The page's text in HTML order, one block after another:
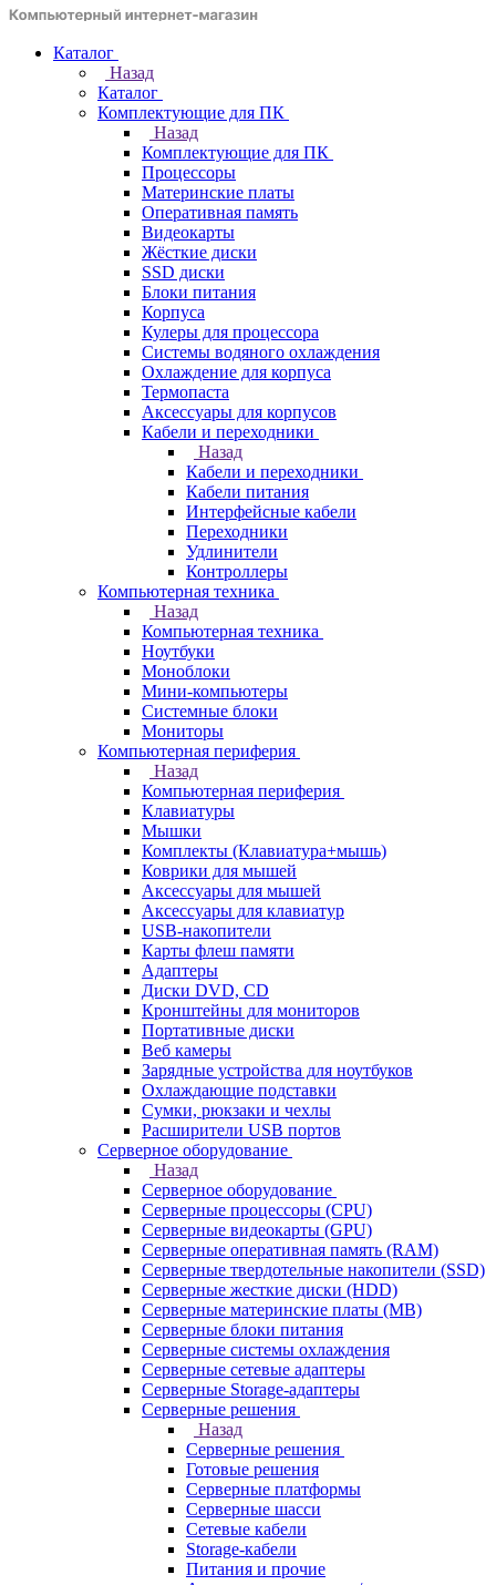
Каталог
Назад
Каталог
Комплектующие для ПК
Назад
Комплектующие для ПК
Процессоры
Материнские платы
Оперативная память
Видеокарты
Жёсткие диски
SSD диски
Блоки питания
Корпуса
Кулеры для процессора
Системы водяного охлаждения
Охлаждение для корпуса
Термопаста
Аксессуары для корпусов
Кабели и переходники
Назад
Кабели и переходники
Кабели питания
Интерфейсные кабели
Переходники
Удлинители
Контроллеры
Компьютерная техника
Назад
Компьютерная техника
Ноутбуки
Моноблоки
Мини-компьютеры
Системные блоки
Мониторы
Компьютерная периферия
Назад
Компьютерная периферия
Клавиатуры
Мышки
Комплекты (Клавиатура+мышь)
Коврики для мышей
Аксессуары для мышей
Аксессуары для клавиатур
USB-накопители
Карты флеш памяти
Адаптеры
Диски DVD, CD
Кронштейны для мониторов
Портативные диски
Веб камеры
Зарядные устройства для ноутбуков
Охлаждающие подставки
Сумки, рюкзаки и чехлы
Расширители USB портов
Серверное оборудование
Назад
Серверное оборудование
Серверные процессоры (CPU)
Серверные видеокарты (GPU)
Серверные оперативная память (RAM)
Серверные твердотельные накопители (SSD)
Серверные жесткие диски (HDD)
Серверные материнские платы (MB)
Серверные блоки питания
Серверные системы охлаждения
Серверные сетевые адаптеры
Серверные Storage-адаптеры
Серверные решения
Назад
Серверные решения
Готовые решения
Серверные платформы
Серверные шасси
Сетевые кабели
Storage-кабели
Питания и прочие